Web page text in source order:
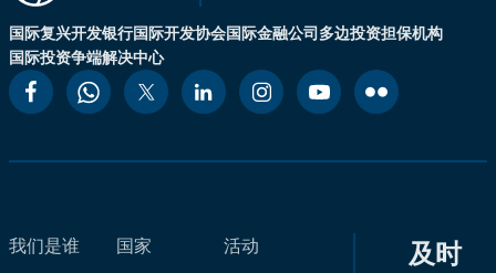
国际复兴开发银行国际开发协会国际金融公司多边投资担保机构
国际投资争端解决中心
我们是谁
国家
活动
及时